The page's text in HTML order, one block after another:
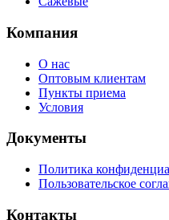
Компания
О нас
Оптовым клиентам
Пункты приема
Условия
Документы
Политика
Пользовательское
Контакты